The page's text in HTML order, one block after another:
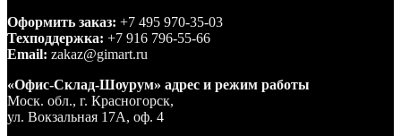
Оформить заказ: +7 495 970-35-03
Техподдержка: +7 916 796-55-66
Email: zakaz@gimart.ru
«Офис-Склад-Шоурум» адрес и режим работы
Моск. обл., г. Красногорск,
ул. Вокзальная 17А, оф. 4